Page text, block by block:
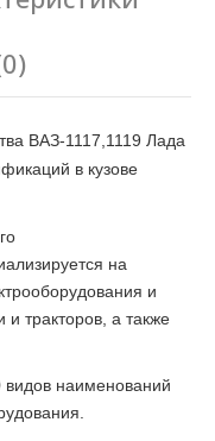
ВАЗ-1117,1119 Лада
в кузове
на
и
и тракторов, а также
наименований